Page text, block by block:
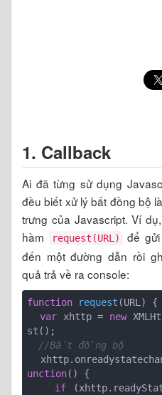
1. Callback
Ai đã từng sử dụng
đều biết xử lý bất đồng bộ
trưng của Javascript. Ví
hàm
request(URL)
để
đến một đường dẫn rồi
quả trả về ra console:
function request (URL ) {
var xhttp = new
st();
//Bất đồng bộ
unction( ) {
if